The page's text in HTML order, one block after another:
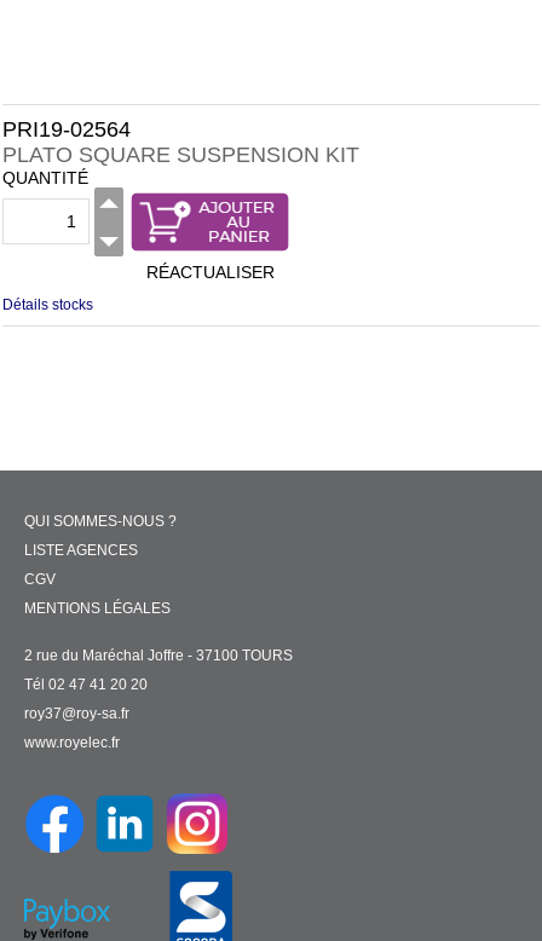
PRI19-02564
PLATO SQUARE SUSPENSION KIT
QUANTITÉ
RÉACTUALISER
Détails stocks
QUI SOMMES-NOUS ?
LISTE AGENCES
CGV
MENTIONS LÉGALES
2 rue du Maréchal Joffre - 37100 TOURS
Tél 02 47 41 20 20
roy37@roy-sa.fr
www.royelec.fr